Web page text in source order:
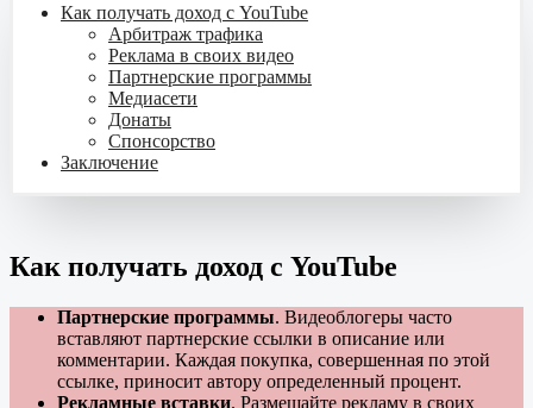
Как получать доход с YouTube
Арбитраж трафика
Реклама в своих видео
Партнерские программы
Медиасети
Донаты
Спонсорство
Заключение
Как получать доход с YouTube
Партнерские программы. Видеоблогеры часто
вставляют партнерские ссылки в описание или
комментарии. Каждая покупка, совершенная по этой
ссылке, приносит автору определенный процент.
Рекламные вставки. Размещайте рекламу в своих